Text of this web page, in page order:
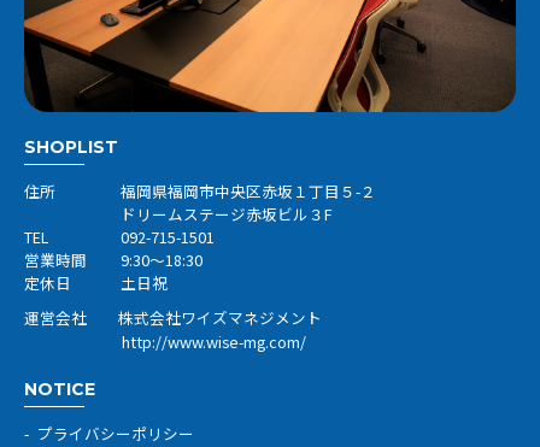
SHOPLIST
住所
福岡県福岡市中央区赤坂１丁目５-２
ドリームステージ赤坂ビル３F
TEL
092-715-1501
営業時間
9:30～18:30
定休日
土日祝
運営会社 株式会社ワイズマネジメント
http://www.wise-mg.com/
NOTICE
プライバシーポリシー